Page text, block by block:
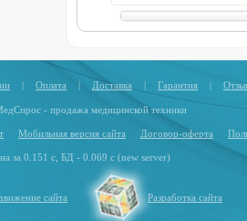
| Оплата | Доставка | Гарантия |
- продажа медицинской техники
Мобильная версия сайта Договор-оферта
за 0.151 с, БД - 0.069 с (new server)
сайта Разработка сайта